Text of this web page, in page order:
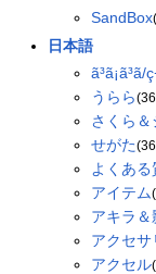
SandBox
日本語
うらら
さくら
せがた
よくある
アイテム
アキラ＆
アクセサ
アクセル